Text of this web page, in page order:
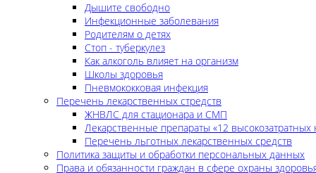
Дышите свободно
Инфекционные заболевания
Родителям о детях
Стоп - туберкулез
Как алкоголь влияет на организм
Школы здоровья
Пневмококковая инфекция
Перечень лекарственных стредств
ЖНВЛС для стационара и СМП
Лекарственные препараты «12 высокозатратных
Перечень льготных лекарственных средств
Политика защиты и обработки персональных данных
Права и обязанности граждан в сфере охраны